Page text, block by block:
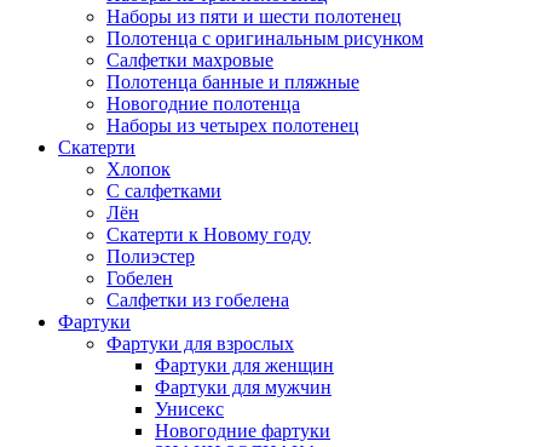
Наборы из пяти и шести полотенец
Полотенца с оригинальным рисунком
Салфетки махровые
Полотенца банные и пляжные
Новогодние полотенца
Наборы из четырех полотенец
Скатерти
Хлопок
С салфетками
Лён
Скатерти к Новому году
Полиэстер
Гобелен
Салфетки из гобелена
Фартуки
Фартуки для взрослых
Фартуки для женщин
Фартуки для мужчин
Унисекс
Новогодние фартуки